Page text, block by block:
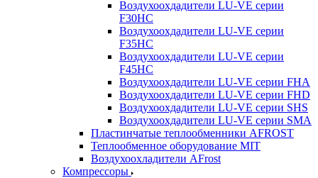
Воздухоохдадители LU-VE серии
F30HC
Воздухоохдадители LU-VE серии
F35HC
Воздухоохдадители LU-VE серии
F45HC
Воздухоохдадители LU-VE серии FHA
Воздухоохдадители LU-VE серии FHD
Воздухоохдадители LU-VE серии SHS
Воздухоохдадители LU-VE серии SMA
Пластинчатые теплообменники AFROST
Теплообменное оборудование MIT
Воздухоохладители AFrost
Компрессоры